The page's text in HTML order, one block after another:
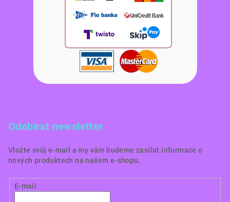
Odebírat newsletter
Vložte svůj e-mail a my vám budeme zasílat informace o
nových produktech na našem e-shopu.
E-mail